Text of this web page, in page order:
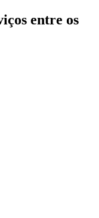
entre os